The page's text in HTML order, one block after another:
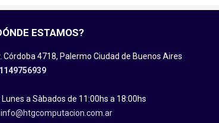
ESTAMOS?
Córdoba 4718, Palermo Ciudad de Buenos Aires
1149756939
Lunes a Sàbados de 11:00hs a 18:00hs
info@htgcomputacion.com.ar